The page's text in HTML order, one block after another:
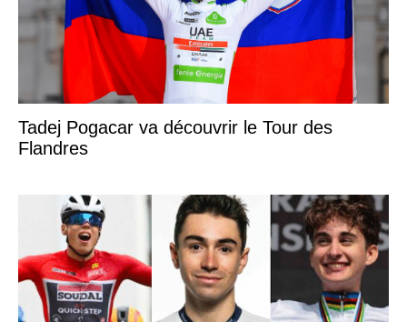
Tadej Pogacar va découvrir le Tour des
Flandres